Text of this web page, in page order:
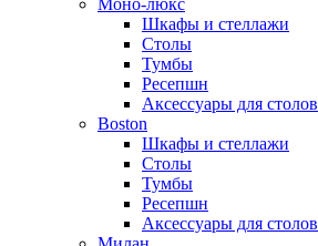
Моно-люкс
Шкафы и стеллажи
Столы
Тумбы
Ресепшн
Аксессуары для столов
Boston
Шкафы и стеллажи
Столы
Тумбы
Ресепшн
Аксессуары для столов